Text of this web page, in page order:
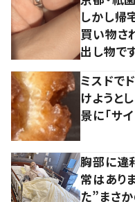
しかし帰
買い物さ
出し物で
ミスドで
けよう
景に「サ
胸部に違
常はあり
た”まさ